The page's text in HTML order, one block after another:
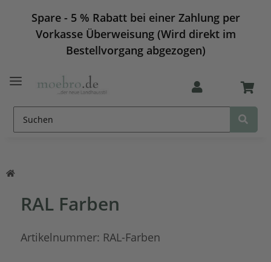
Spare - 5 % Rabatt bei einer Zahlung per
Vorkasse Überweisung (Wird direkt im
Bestellvorgang abgezogen)
RAL Farben
Artikelnummer: RAL-Farben